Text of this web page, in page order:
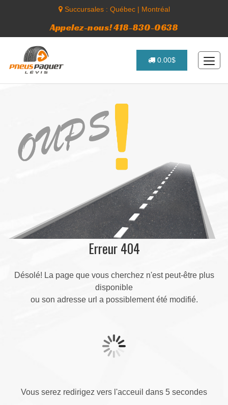
Succursales : Québec| Montréal
Appelez-nous! 418-830-0638
0.00$
Erreur 404
Désolé! La page que vous cherchez n'est peut-être plus
disponible
ou son adresse url a possiblement été modifié.
Vous serez redirigez vers l'acceuil dans 5 secondes